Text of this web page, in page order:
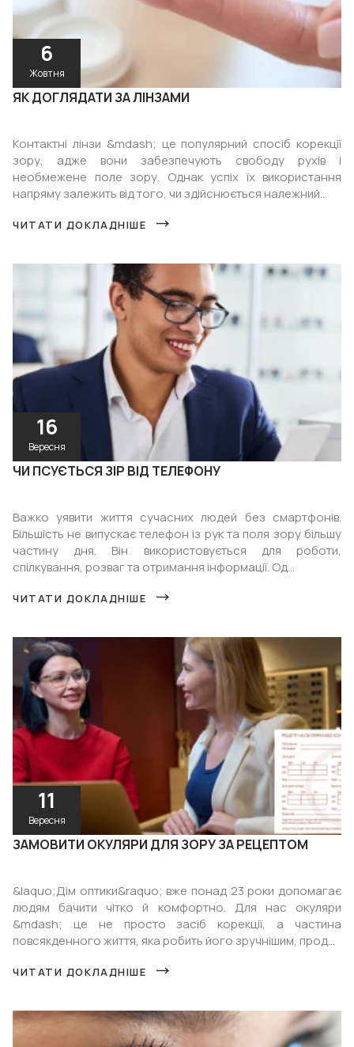
6
Жовтня
ЯК ДОГЛЯДАТИ ЗА ЛІНЗАМИ
Контактні лінзи &mdash; це популярний спосіб корекції
зору, адже вони забезпечують свободу рухів і
необмежене поле зору. Однак успіх їх використання
напряму залежить від того, чи здійснюється належний...
ЧИТАТИ ДОКЛАДНІШЕ
16
Вересня
ЧИ ПСУЄТЬСЯ ЗІР ВІД ТЕЛЕФОНУ
Важко уявити життя сучасних людей без смартфонів.
Більшість не випускає телефон із рук та поля зору більшу
частину дня. Він використовується для роботи,
спілкування, розваг та отримання інформації. Од...
ЧИТАТИ ДОКЛАДНІШЕ
11
Вересня
ЗАМОВИТИ ОКУЛЯРИ ДЛЯ ЗОРУ ЗА РЕЦЕПТОМ
&laquo;Дім оптики&raquo; вже понад 23 роки допомагає
людям бачити чітко й комфортно. Для нас окуляри
&mdash; це не просто засіб корекції, а частина
повсякденного життя, яка робить його зручнішим, прод...
ЧИТАТИ ДОКЛАДНІШЕ